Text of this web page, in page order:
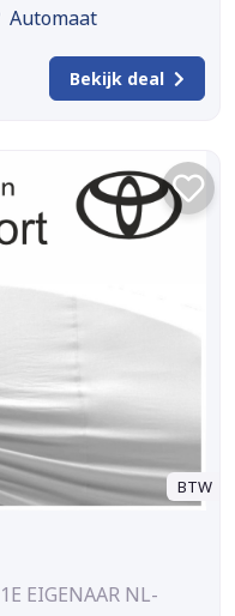
Automaat
Bekijk deal
BTW
EIGENAAR NL-